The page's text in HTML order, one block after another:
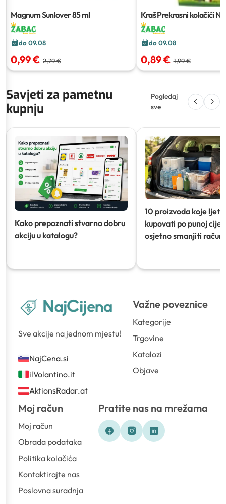
Magnum Sunlover85 ml
do 09.08
0,99 € 2,79 €
Kraš Prekrasni kolačići
do 09.08
0,89 € 1,99 €
Savjeti za pametnu
kupnju
Pogledaj
sve
Kako prepoznati stvarno dobru
akciju u katalogu?
10 proizvoda koje ljeti
kupovati po punoj
osjetno smanjiti račun)
Sve akcije na jednom mjestu!
NajCena.si
ilVolantino.it
AktionsRadar.at
Važne poveznice
Kategorije
Trgovine
Katalozi
Objave
Moj račun
Moj račun
Obrada podataka
Politika kolačića
Kontaktirajte nas
Poslovna suradnja
Pratite nas na mrežama